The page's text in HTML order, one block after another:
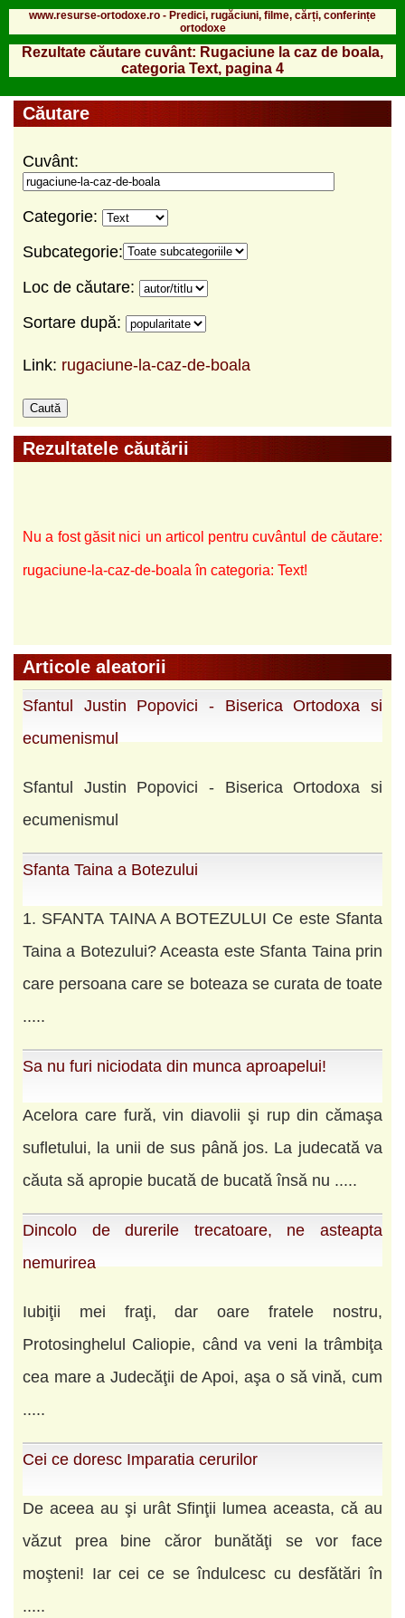
www.resurse-ortodoxe.ro - Predici, rugăciuni, filme, cărți, conferințe
ortodoxe
Rezultate căutare cuvânt: Rugaciune la caz de boala,
categoria Text, pagina 4
Căutare
Cuvânt:
Categorie:
Subcategorie:
Loc de căutare:
Sortare după:
Link: rugaciune-la-caz-de-boala
Rezultatele căutării
Nu a fost găsit nici un articol pentru cuvântul de căutare:
rugaciune-la-caz-de-boala în categoria: Text!
Articole aleatorii
Sfantul Justin Popovici - Biserica Ortodoxa si
ecumenismul
Sfantul Justin Popovici - Biserica Ortodoxa si
ecumenismul
Sfanta Taina a Botezului
1. SFANTA TAINA A BOTEZULUI Ce este Sfanta
Taina a Botezului? Aceasta este Sfanta Taina prin
care persoana care se boteaza se curata de toate
.....
Sa nu furi niciodata din munca aproapelui!
Acelora care fură, vin diavolii şi rup din cămaşa
sufletului, la unii de sus până jos. La judecată va
căuta să apropie bucată de bucată însă nu .....
Dincolo de durerile trecatoare, ne asteapta
nemurirea
Iubiţii mei fraţi, dar oare fratele nostru,
Protosinghelul Caliopie, când va veni la trâmbiţa
cea mare a Judecăţii de Apoi, aşa o să vină, cum
.....
Cei ce doresc Imparatia cerurilor
De aceea au şi urât Sfinţii lumea aceasta, că au
văzut prea bine căror bunătăţi se vor face
moşteni! Iar cei ce se îndulcesc cu desfătări în
.....